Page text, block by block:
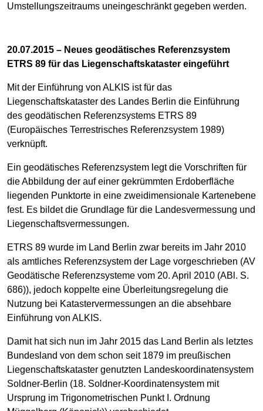
Umstellungszeitraums uneingeschränkt gegeben werden.
20.07.2015 – Neues geodätisches Referenzsystem
ETRS 89 für das Liegenschaftskataster eingeführt
Mit der Einführung von ALKIS ist für das
Liegenschaftskataster des Landes Berlin die Einführung
des geodätischen Referenzsystems ETRS 89
(Europäisches Terrestrisches Referenzsystem 1989)
verknüpft.
Ein geodätisches Referenzsystem legt die Vorschriften für
die Abbildung der auf einer gekrümmten Erdoberfläche
liegenden Punktorte in eine zweidimensionale Kartenebene
fest. Es bildet die Grundlage für die Landesvermessung und
Liegenschaftsvermessungen.
ETRS 89 wurde im Land Berlin zwar bereits im Jahr 2010
als amtliches Referenzsystem der Lage vorgeschrieben (AV
Geodätische Referenzsysteme vom 20. April 2010 (ABl. S.
686)), jedoch koppelte eine Überleitungsregelung die
Nutzung bei Katastervermessungen an die absehbare
Einführung von ALKIS.
Damit hat sich nun im Jahr 2015 das Land Berlin als letztes
Bundesland von dem schon seit 1879 im preußischen
Liegenschaftskataster genutzten Landeskoordinatensystem
Soldner-Berlin (18. Soldner-Koordinatensystem mit
Ursprung im Trigonometrischen Punkt I. Ordnung